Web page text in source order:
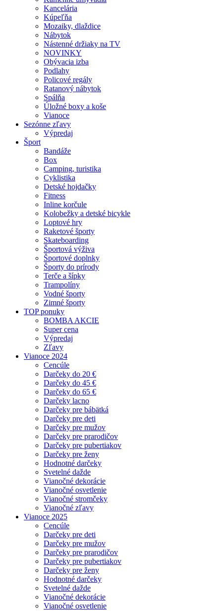
Kancelária
Kúpeľňa
Mozaiky, dlaždice
Nábytok
Nástenné držiaky na TV
NOVINKY
Obývacia izba
Podlahy
Policové regály
Ratanový nábytok
Spálňa
Úložné boxy a koše
Vianoce
Sezónne zľavy
Výpredaj
Šport
Bandáže
Box
Camping, turistika
Cyklistika
Detské hojdačky
Fitness
Inline korčule
Kolobežky a detské bicykle
Loptové hry
Raketové športy
Skateboarding
Športová výživa
Športové doplnky
Športy do prírody
Terče a šípky
Trampolíny
Vodné športy
Zimné športy
TOP ponuky
BOMBA AKCIE
Super cena
Výpredaj
Zľavy
Vianoce 2024
Cencúle
Darčeky do 20 €
Darčeky do 45 €
Darčeky do 65 €
Darčeky lacno
Darčeky pre bábätká
Darčeky pre deti
Darčeky pre mužov
Darčeky pre prarodičov
Darčeky pre pubertiakov
Darčeky pre ženy
Hodnotné darčeky
Svetelné dažde
Vianočné dekorácie
Vianočné osvetlenie
Vianočné stromčeky
Vianočné zľavy
Vianoce 2025
Cencúle
Darčeky pre deti
Darčeky pre mužov
Darčeky pre prarodičov
Darčeky pre pubertiakov
Darčeky pre ženy
Hodnotné darčeky
Svetelné dažde
Vianočné dekorácie
Vianočné osvetlenie